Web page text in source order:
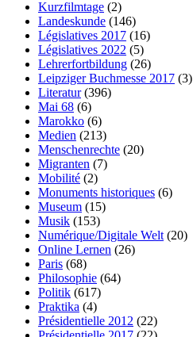
Kurzfilmtage (2)
Landeskunde (146)
Législatives 2017 (16)
Législatives 2022 (5)
Lehrerfortbildung (26)
Leipziger Buchmesse 2017 (3)
Literatur(396)
Mai 68 (6)
Marokko (6)
Medien (213)
Menschenrechte (20)
Migranten (7)
Mobilité (2)
Monuments historiques (6)
Museum (15)
Musik (153)
Numérique/Digitale Welt (20)
Online Lernen (26)
Paris (68)
Philosophie (64)
Politik (617)
Praktika (4)
Présidentielle 2012 (22)